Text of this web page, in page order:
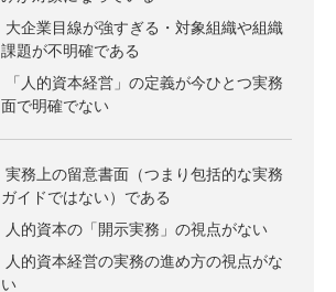
大企業目線が強すぎる・対象組織や組織
課題が不明確である
「人的資本経営」の定義が今ひとつ実務
面で明確でない
実務上の留意書面（つまり包括的な実務
ガイドではない）である
人的資本の「開示実務」の視点がない
人的資本経営の実務の進め方の視点がな
い